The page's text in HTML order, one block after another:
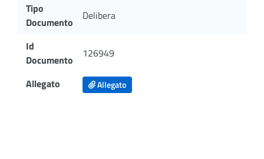
Tipo
Documento
Delibera
Id
Documento
126949
Allegato Allegato